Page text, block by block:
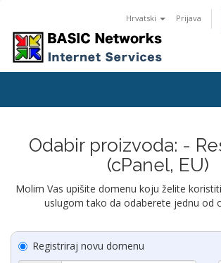
Hrvatski Prijava
Odabir proizvoda: -
(cPanel, EU)
Molim Vas upišite domenu koju želite
uslugom tako da odaberete jednu od
Registriraj novu domenu